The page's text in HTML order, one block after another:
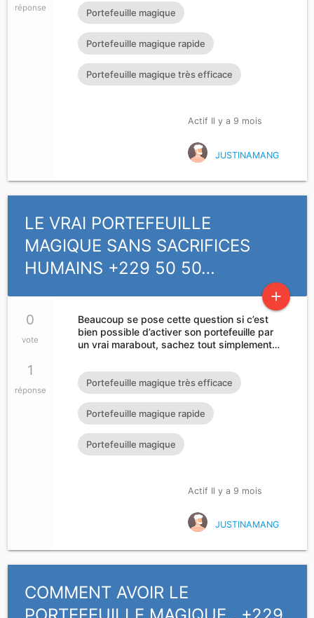
réponse Portefeuille magique
Portefeuille magique rapide
Portefeuille magique très efficace
Actif Il y a 9 mois
JUSTINAMANG
LE VRAI PORTEFEUILLE
MAGIQUE SANS SACRIFICES
HUMAINS +229 50 50…
add
0
vote
1
réponse
Beaucoup se pose cette question si c’est
bien possible d’activer son portefeuille par
un vrai marabout, sachez tout simplement…
Portefeuille magique très efficace
Portefeuille magique rapide
Portefeuille magique
Actif Il y a 9 mois
JUSTINAMANG
COMMENT AVOIR LE